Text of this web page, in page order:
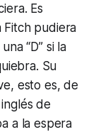
Es
Fitch pudiera
“D” si la
Su
esto es, de
de
a la espera